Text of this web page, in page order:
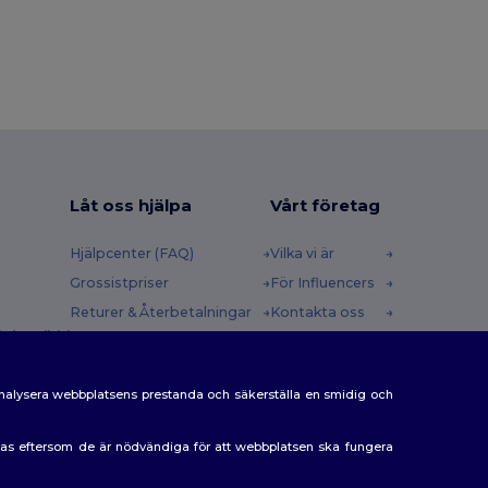
(english)
Låt oss hjälpa
Hjälpcenter (FAQ)
Grossistpriser
Returer & Återbetalningar
Rabattkoder
Vårt företag
Vilka vi är
För Influencers
Kontakta oss
webbplatsens prestanda och säkerställa en smidig och
eftersom de är nödvändiga för att webbplatsen ska fungera